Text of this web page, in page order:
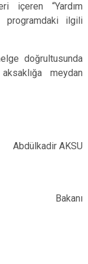
içeren “Yardım
programdaki ilgili
doğrultusunda
meydan
Abdülkadir AKSU
Bakanı